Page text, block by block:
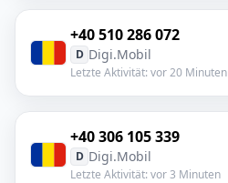
+40 510 286 072
D Digi.Mobil
Letzte Aktivität: vor 20 Minuten
+40 306 105 339
D Digi.Mobil
Letzte Aktivität: vor 3 Minuten